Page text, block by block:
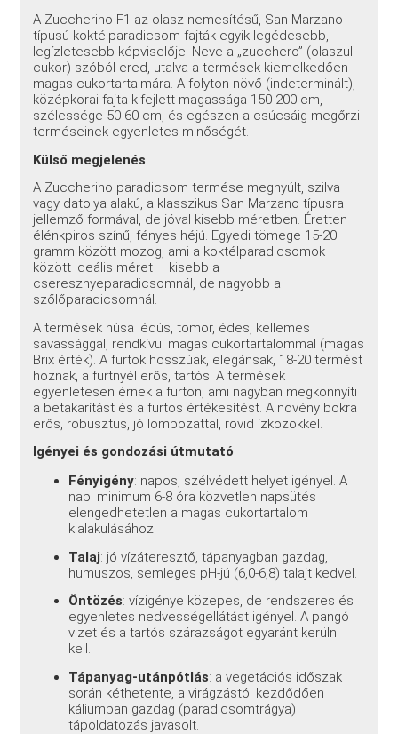
A Zuccherino F1 az olasz nemesítésű, San Marzano
típusú koktélparadicsom fajták egyik legédesebb,
legízletesebb képviselője. Neve a „zucchero” (olaszul
cukor) szóból ered, utalva a termések kiemelkedően
magas cukortartalmára. A folyton növő (indeterminált),
középkorai fajta kifejlett magassága 150-200 cm,
szélessége 50-60 cm, és egészen a csúcsáig megőrzi
terméseinek egyenletes minőségét.
Külső megjelenés
A Zuccherino paradicsom termése megnyúlt, szilva
vagy datolya alakú, a klasszikus San Marzano típusra
jellemző formával, de jóval kisebb méretben. Éretten
élénkpiros színű, fényes héjú. Egyedi tömege 15-20
gramm között mozog, ami a koktélparadicsomok
között ideális méret – kisebb a
cseresznyeparadicsomnál, de nagyobb a
szőlőparadicsomnál.
A termések húsa lédús, tömör, édes, kellemes
savassággal, rendkívül magas cukortartalommal (magas
Brix érték). A fürtök hosszúak, elegánsak, 18-20 termést
hoznak, a fürtnyél erős, tartós. A termések
egyenletesen érnek a fürtön, ami nagyban megkönnyíti
a betakarítást és a fürtös értékesítést. A növény bokra
erős, robusztus, jó lombozattal, rövid ízközökkel.
Igényei és gondozási útmutató
Fényigény: napos, szélvédett helyet igényel. A
napi minimum 6-8 óra közvetlen napsütés
elengedhetetlen a magas cukortartalom
kialakulásához.
Talaj: jó vízáteresztő, tápanyagban gazdag,
humuszos, semleges pH-jú (6,0-6,8) talajt kedvel.
Öntözés: vízigénye közepes, de rendszeres és
egyenletes nedvességellátást igényel. A pangó
vizet és a tartós szárazságot egyaránt kerülni
kell.
Tápanyag-utánpótlás: a vegetációs időszak
során kéthetente, a virágzástól kezdődően
káliumban gazdag (paradicsomtrágya)
tápoldatozás javasolt.